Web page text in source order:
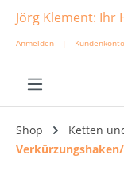
springen
Jörg Klement: Ihr
Anmelden |
Shop
Ketten